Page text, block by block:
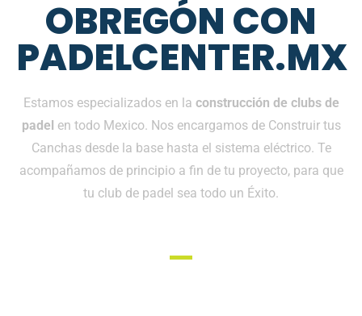
OBREGÓN CON
PADELCENTER.MX
Estamos especializados en la construcción de clubs de
padel en todo Mexico. Nos encargamos de Construir tus
Canchas desde la base hasta el sistema eléctrico. Te
acompañamos de principio a fin de tu proyecto, para que
tu club de padel sea todo un Éxito.